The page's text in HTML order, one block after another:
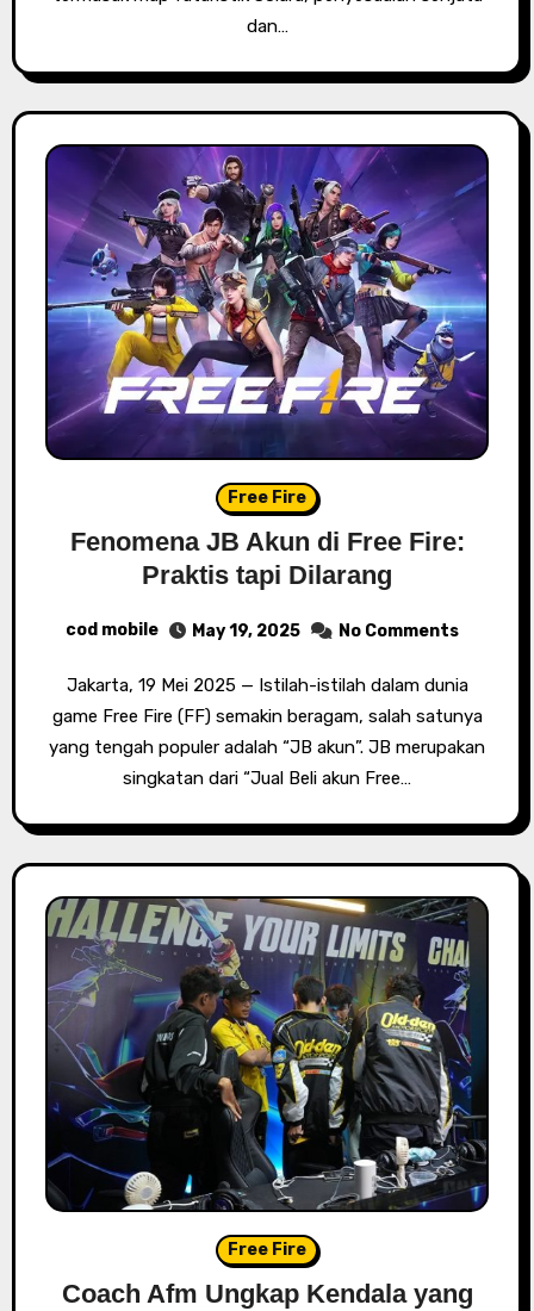
dan…
Free Fire
Fenomena JB Akun di Free Fire:
Praktis tapi Dilarang
cod mobile May 19, 2025 No Comments
Jakarta, 19 Mei 2025 — Istilah-istilah dalam dunia
game Free Fire (FF) semakin beragam, salah satunya
yang tengah populer adalah “JB akun”. JB merupakan
singkatan dari “Jual Beli akun Free…
Free Fire
Coach Afm Ungkap Kendala yang